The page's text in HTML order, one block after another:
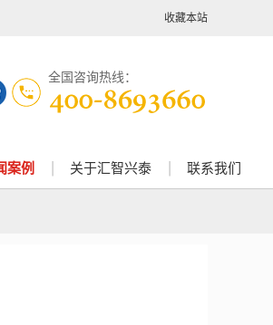
收藏本站
全国咨询热线：
案例 关于汇智兴泰 联系我们